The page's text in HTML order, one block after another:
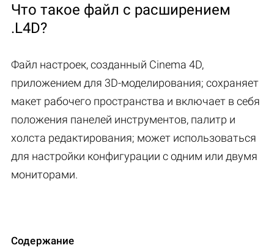
Что такое файл с расширением
.L4D?
Файл настроек, созданный Cinema 4D,
приложением для 3D-моделирования; сохраняет
макет рабочего пространства и включает в себя
положения панелей инструментов, палитр и
холста редактирования; может использоваться
для настройки конфигурации с одним или двумя
мониторами.
Содержание